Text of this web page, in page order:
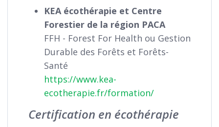
KEA écothérapie et Centre
Forestier de la région PACA
FFH - Forest For Health ou Gestion
Durable des Forêts et Forêts-
Santé
https://www.kea-
ecotherapie.fr/formation/
Certification en écothérapie